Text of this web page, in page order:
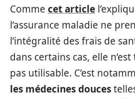
Comme cet article
l’assurance maladie ne
l’intégralité des frais de
dans certains cas, elle
pas utilisable. C’est
les médecines douces